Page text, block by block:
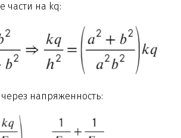
части на kq:
напряженность: